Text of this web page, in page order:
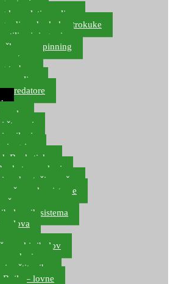
setovi
kompleti varalica
udice, dvokuke, trokuke
vrtilice i ringovi
škare za spinning
torbe
varalice
predatore
role
štapovi
najloni
ugriza
Banksticks
rakete, markeri
podmetači, mreže
šaranske sisteme
šarana, amura
sistema
olova
ribolov
i zaštita ribe
Boile – lovne